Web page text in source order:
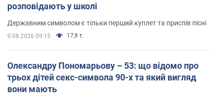
розповідають у школі
Державним символом є тільки перший куплет та приспів пісні
9.08.2026 09:15 17,9 т.
Олександру Пономарьову – 53: що відомо про
трьох дітей секс-символа 90-х та який вигляд
вони мають